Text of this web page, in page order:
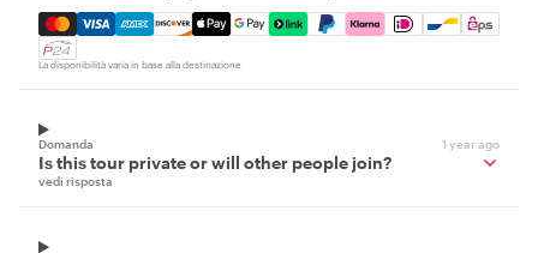
Mastercard, Visa, Amex, Discover, Apple Pay, Google
La disponibilità varia in base alla destinazione
Domanda 1 year ago
Is this tour private or will other people join?
vedi risposta